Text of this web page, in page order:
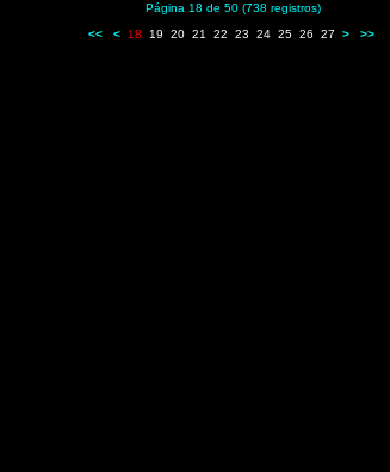
Página 18 de 50 (738 registros)
<<
< 18 19 20 21 22 23 24 25 26 27 > >>